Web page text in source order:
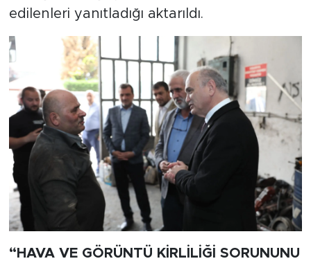
edilenleri yanıtladığı aktarıldı.
“HAVA VE GÖRÜNTÜ KİRLİLİĞİ SORUNUNU